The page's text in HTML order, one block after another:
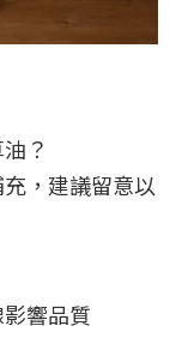
？
，建議留意以
響品質